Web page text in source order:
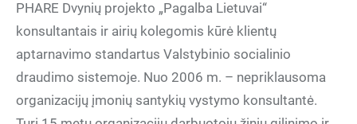
PHARE Dvynių projekto „Pagalba Lietuvai“
konsultantais ir airių kolegomis kūrė klientų
aptarnavimo standartus Valstybinio socialinio
draudimo sistemoje. Nuo 2006 m. – nepriklausoma
organizacijų įmonių santykių vystymo konsultantė.